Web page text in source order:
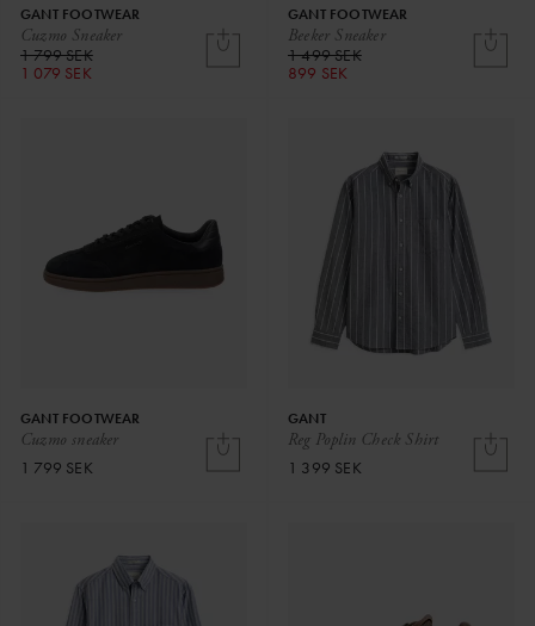
Cuzmo Sneaker
GANT FOOTWEAR
1 799 SEK
1 079 SEK
Beeker Sneaker
GANT FOOTWEAR
1 499 SEK
899 SEK
Cuzmo sneaker
GANT FOOTWEAR
1 799 SEK
Reg Poplin Check Shirt
GANT
1 399 SEK